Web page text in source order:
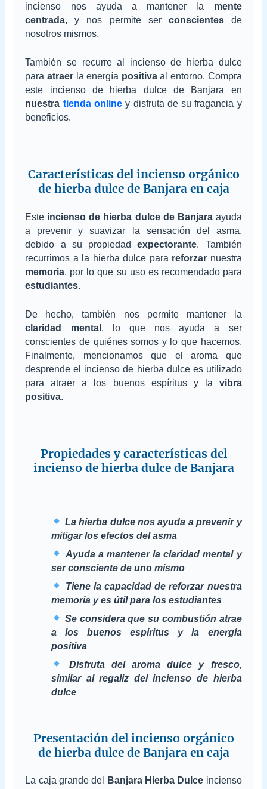
incienso nos ayuda a mantener la mente
centrada, y nos permite ser conscientesde
nosotros mismos.
También se recurre al incienso de hierba dulce
paraatraer la energía positivaal entorno. Compra
este incienso de hierba dulce de Banjara en
nuestra tienda onliney disfruta de su fragancia y
beneficios.
Características del incienso orgánico
de hierba dulce de Banjara en caja
Este incienso de hierba dulce de Banjaraayuda
a prevenir y suavizar la sensación del asma,
debido a su propiedadexpectorante. También
recurrimos a la hierba dulce para reforzar nuestra
memoria, por lo que su uso es recomendado para
estudiantes.
De hecho, también nos permite mantener la
claridad mental , lo que nos ayuda a ser
conscientes de quiénes somos y lo que hacemos.
Finalmente, mencionamos que el aroma que
desprende el incienso de hierba dulce es utilizado
para atraer a los buenos espíritus y la vibra
positiva.
Propiedades y características del
incienso de hierba dulce de Banjara
La hierba dulce nos ayuda a prevenir y
mitigar los efectos del asma
Ayuda a mantener la claridad mental y
ser consciente de uno mismo
Tiene la capacidad de reforzar nuestra
memoria y es útil para los estudiantes
Se considera que su combustión atrae
a los buenos espíritus y la energía
positiva
Disfruta del aroma dulce y fresco,
similar al regaliz del incienso de hierba
dulce
Presentación del incienso orgánico
de hierba dulce de Banjara en caja
La caja grande del Banjara Hierba Dulce incienso